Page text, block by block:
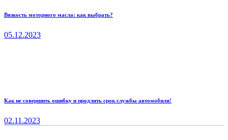
Вязкость моторного масла: как выбрать?
05.12.2023
Как не совершить ошибку и продлить срок службы автомобиля!
02.11.2023